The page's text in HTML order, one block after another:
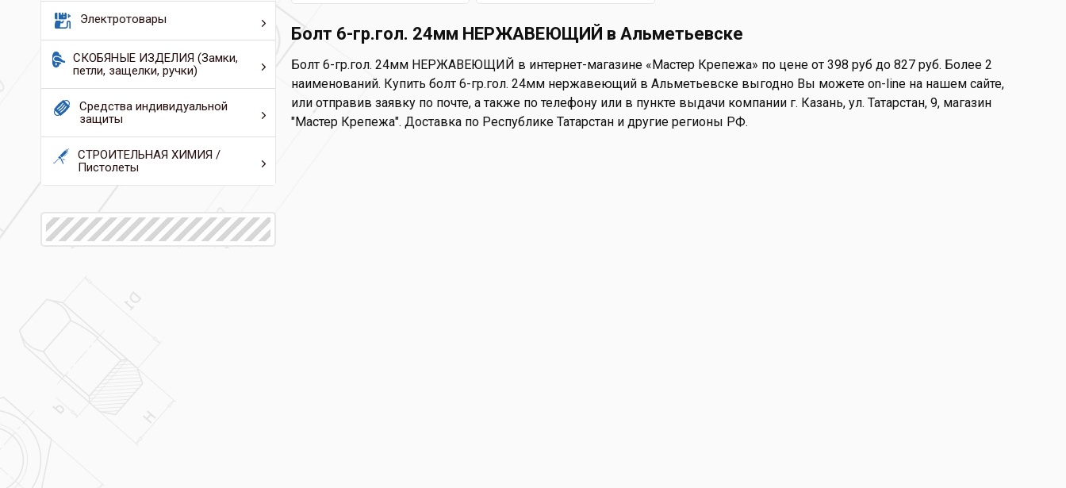
Электротовары
СКОБЯНЫЕ ИЗДЕЛИЯ (Замки,
петли, защелки, ручки)
Средства индивидуальной
защиты
СТРОИТЕЛЬНАЯ ХИМИЯ /
Пистолеты
Болт 6-гр.гол. 24мм НЕРЖАВЕЮЩИЙ в Альметьевске
Болт 6-гр.гол. 24мм НЕРЖАВЕЮЩИЙ в интернет-магазине «Мастер Крепежа» по цене от 398 руб до 827 руб. Более 2
наименований. Купить болт 6-гр.гол. 24мм нержавеющий в Альметьевске выгодно Вы можете on-line на нашем сайте,
или отправив заявку по почте, а также по телефону или в пункте выдачи компании г. Казань, ул. Татарстан, 9, магазин
"Мастер Крепежа". Доставка по Республике Татарстан и другие регионы РФ.